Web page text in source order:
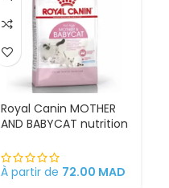
Royal Canin MOTHER
AND BABYCAT nutrition
et ses chatons
Croquettes pour
À partir de 72.00 MAD